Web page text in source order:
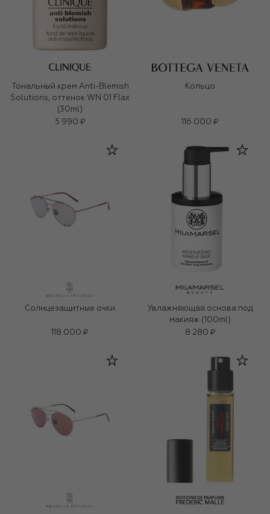
Тональный крем Anti-Blemish
Solutions, оттенок WN 01 Flax
(30ml)
5 990 ₽
Кольцо
116 000 ₽
Солнцезащитные очки
118 000 ₽
Увлажняющая основа под
макияж (100ml)
8 280 ₽